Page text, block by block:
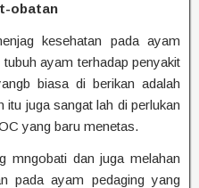
obatan
kesehatan pada ayam
ayam terhadap penyakit
biasa di berikan adalah
juga sangat lah di perlukan
yang baru menetas.
mngobati dan juga melahan
pada ayam pedaging yang